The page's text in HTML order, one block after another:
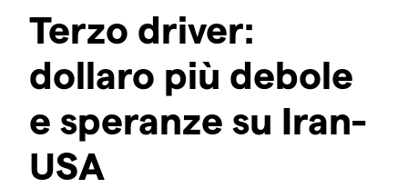
Terzo driver:
dollaro più debole
e speranze su Iran-
USA